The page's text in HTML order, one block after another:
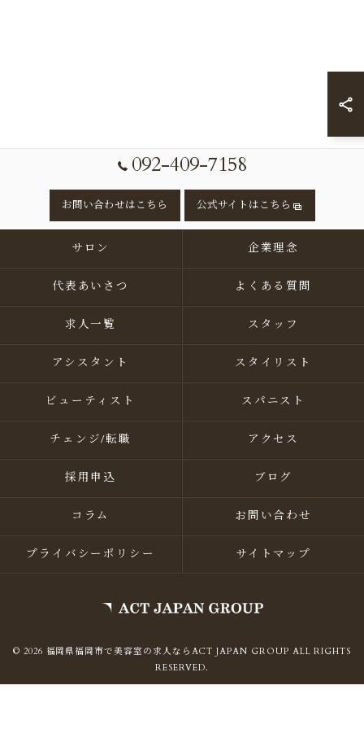
092-409-7158
お問い合わせはこちら 公式サイトはこちら
サロン 企業理念
代表あいさつ よくある質問
求人一覧 スタッフ
アシスタント スタイリスト
ビューティスト スパニスト
チェンジ/転職 アクセス
採用申込 ブログ
コラム お問い合わせ
プライバシーポリシー サイトマップ
© 2026 福岡県福岡市で美容室の求人ならACT JAPAN GROUP ALL RIGHTS
RESERVED.